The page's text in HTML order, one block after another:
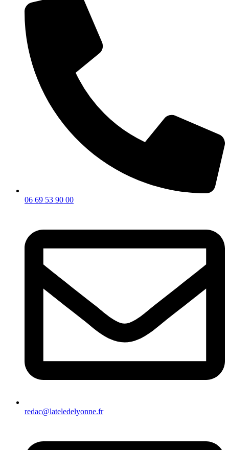
06 69 53 90 00
redac@lateledelyonne.fr